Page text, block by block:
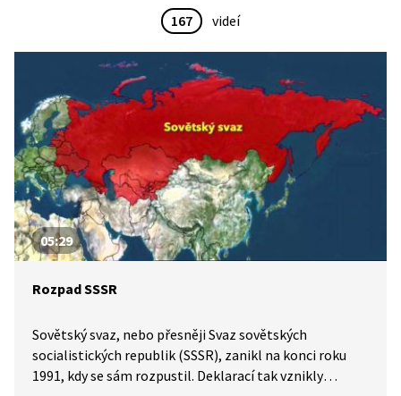
167 videí
05:29
Rozpad SSSR
Sovětský svaz, nebo přesněji Svaz sovětských
socialistických republik (SSSR), zanikl na konci roku
1991, kdy se sám rozpustil. Deklarací tak vznikly